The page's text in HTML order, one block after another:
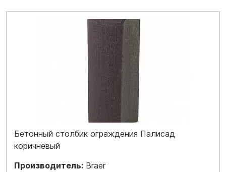
Бетонный столбик ограждения Палисад
коричневый
Производитель: Braer